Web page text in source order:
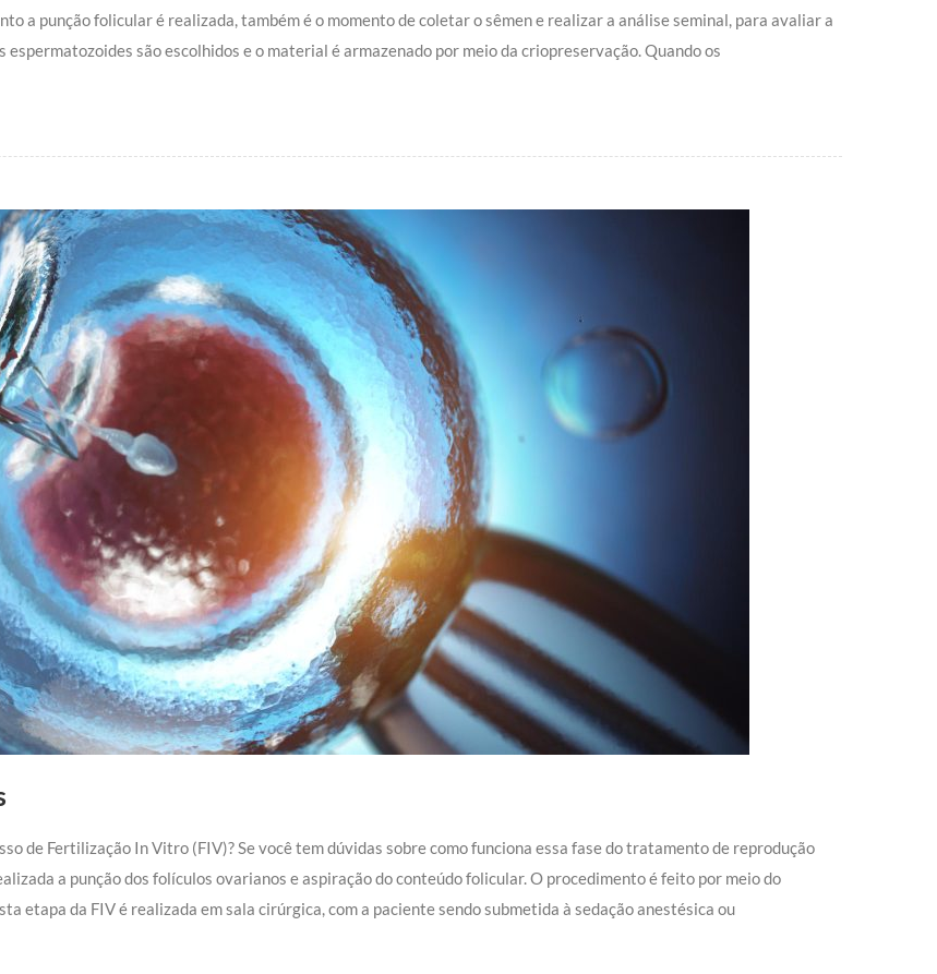
a punção folicular é realizada, também é o momento de coletar o sêmen e realizar a análise seminal, para avaliar a
são escolhidos e o material é armazenado por meio da criopreservação. Quando os
de Fertilização In Vitro (FIV)? Se você tem dúvidas sobre como funciona essa fase do tratamento de reprodução
a punção dos folículos ovarianos e aspiração do conteúdo folicular. O procedimento é feito por meio do
etapa da FIV é realizada em sala cirúrgica, com a paciente sendo submetida à sedação anestésica ou